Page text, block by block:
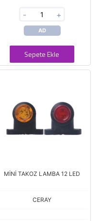
- +
AD
Sepete Ekle
MİNİ TAKOZ LAMBA 12 LED
CERAY